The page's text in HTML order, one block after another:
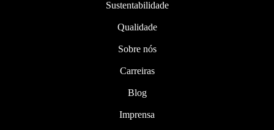
Sustentabilidade
Qualidade
Sobre nós
Carreiras
Blog
Imprensa